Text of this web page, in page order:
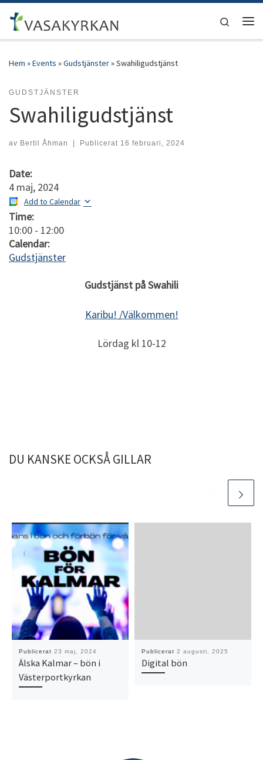
Hoppa till innehåll
Search
Hem »Events »Gudstjänster»Swahiligudstjänst
GUDSTJÄNSTER
Swahiligudstjänst
av Bertil Åhman | Publicerat 16 februari, 2024
Date:
4 maj, 2024
Add to Calendar
Time:
10:00 - 12:00
Calendar:
Gudstjänster
Gudstjänst på Swahili
Karibu! /Välkommen!
Lördag kl 10-12
DU KANSKE OCKSÅ GILLAR
Publicerat 23 maj, 2024
Älska Kalmar – bön i
Västerportkyrkan
Publicerat 2 augusti, 2025
Digital bön